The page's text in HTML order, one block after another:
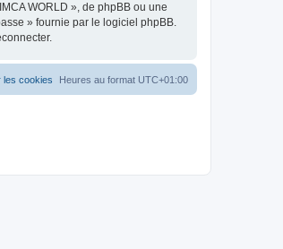
WORLD », de phpBB ou une
» fournie par le logiciel phpBB.
Heures au format UTC+01:00
les cookies